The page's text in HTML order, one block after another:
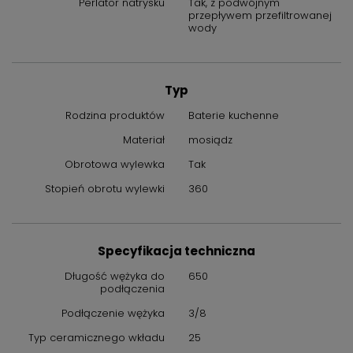
przepływem przefiltrowanej
wody
Typ
Rodzina produktów
Baterie kuchenne
Materiał
mosiądz
Obrotowa wylewka
Tak
Stopień obrotu wylewki
360
Specyfikacja techniczna
Długość wężyka do
podłączenia
650
Podłączenie wężyka
3/8
Typ ceramicznego wkładu
25